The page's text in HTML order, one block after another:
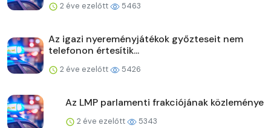
2 éve ezelőtt 5463
Az igazi nyereményjátékok győzteseit nem
telefonon értesítik...
2 éve ezelőtt 5426
Az LMP parlamenti frakciójának közleménye
2 éve ezelőtt 5343